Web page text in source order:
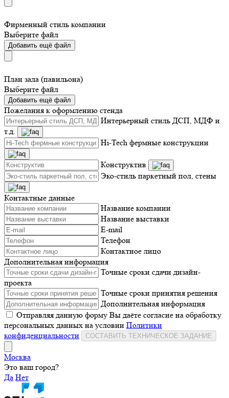
Фирменный стиль компании
Выберите файл
Добавить ещё файл
План зала (павильона)
Выберите файл
Добавить ещё файл
Пожелания к оформлению стенда
Интерьерный стиль ДСП, МДФ и
т.д.
Hi-Tech фермные конструкции
Конструктив
Эко-стиль паркетный пол, стены
Контактные данные
Название компании
Название выставки
E-mail
Телефон
Контактное лицо
Дополнительная информация
Точные сроки сдачи дизайн-
проекта
Точные сроки принятия решения
Дополнительная информация
Отправляя данную форму Вы даёте согласие на обработку
персональных данных на условии Политики
конфиденциальности
СОСТАВИТЬ ТЕХНИЧЕСКОЕ ЗАДАНИЕ
Москва
Это ваш город?
Да Нет